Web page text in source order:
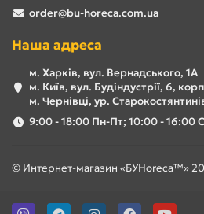
order@bu-horeca.com.ua
Наша адреса
м. Харків, вул. Вернадського, 1А
м. Київ, вул. Будіндустрії, 6,
м. Чернівці, ур.
9:00 - 18:00 Пн-Пт; 10:00 - 16:00
© Интернет-магазин «БУHoreca™»